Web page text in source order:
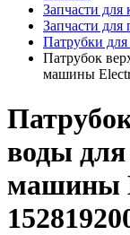
Запчасти
Запчасти
Патрубки
Патрубок
машины
воды для
машины